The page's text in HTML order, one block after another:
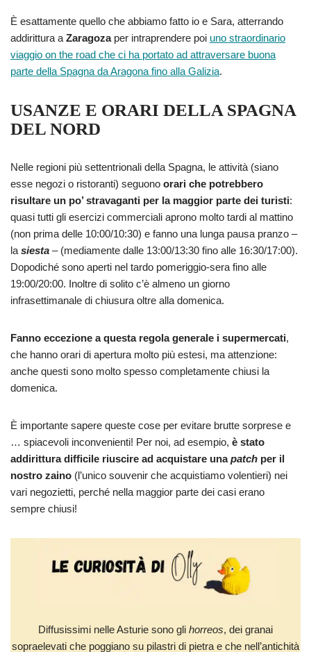
È esattamente quello che abbiamo fatto io e Sara, atterrando
addirittura a Zaragoza per intraprendere poi uno straordinario
viaggio on the road che ci ha portato ad attraversare buona
parte della Spagna da Aragona fino alla Galizia.
USANZE E ORARI DELLA SPAGNA
DEL NORD
Nelle regioni più settentrionali della Spagna, le attività (siano
esse negozi o ristoranti) seguono orari che potrebbero
risultare un po’ stravaganti per la maggior parte dei turisti:
quasi tutti gli esercizi commerciali aprono molto tardi al mattino
(non prima delle 10:00/10:30) e fanno una lunga pausa pranzo –
la siesta – (mediamente dalle 13:00/13:30 fino alle 16:30/17:00).
Dopodiché sono aperti nel tardo pomeriggio-sera fino alle
19:00/20:00. Inoltre di solito c’è almeno un giorno
infrasettimanale di chiusura oltre alla domenica.
Fanno eccezione a questa regola generale i supermercati,
che hanno orari di apertura molto più estesi, ma attenzione:
anche questi sono molto spesso completamente chiusi la
domenica.
È importante sapere queste cose per evitare brutte sorprese e
… spiacevoli inconvenienti! Per noi, ad esempio, è stato
addirittura difficile riuscire ad acquistare unapatch per il
nostro zaino (l’unico souvenir che acquistiamo volentieri) nei
vari negozietti, perché nella maggior parte dei casi erano
sempre chiusi!
Diffusissimi nelle Asturie sono gli horreos, dei granai
sopraelevati che poggiano su pilastri di pietra e che nell’antichità